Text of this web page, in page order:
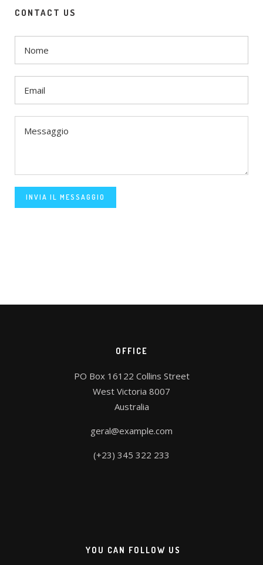
CONTACT US
INVIA IL MESSAGGIO
OFFICE
PO Box 16122 Collins Street
West Victoria 8007
Australia
geral@example.com
(+23) 345 322 233
YOU CAN FOLLOW US